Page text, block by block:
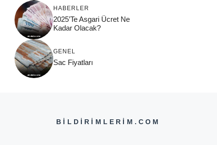
HABERLER
2025’Te Asgari Ücret Ne
Kadar Olacak?
GENEL
Sac Fiyatları
BILDIRIMLERIM.COM